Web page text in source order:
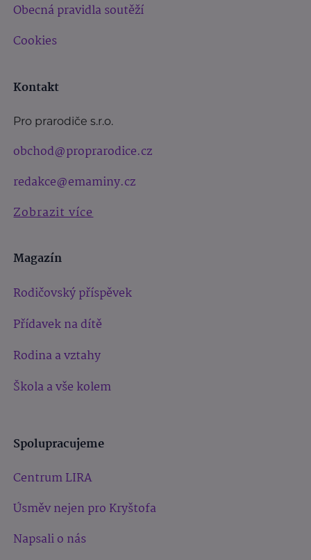
Obecná pravidla soutěží
Cookies
Kontakt
Pro prarodiče s.r.o.
obchod@proprarodice.cz
redakce@emaminy.cz
Zobrazit více
Magazín
Rodičovský příspěvek
Přídavek na dítě
Rodina a vztahy
Škola a vše kolem
Spolupracujeme
Centrum LIRA
Úsměv nejen pro Kryštofa
Napsali o nás